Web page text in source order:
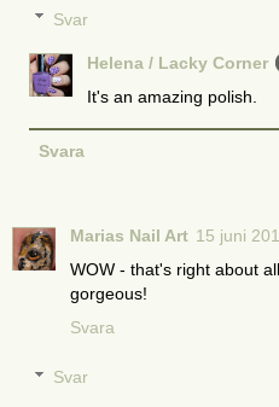
Svar
Helena / Lacky Corner
It's an amazing polish.
Svara
Marias Nail Art 15 juni
WOW - that's right about
gorgeous!
Svara
Svar